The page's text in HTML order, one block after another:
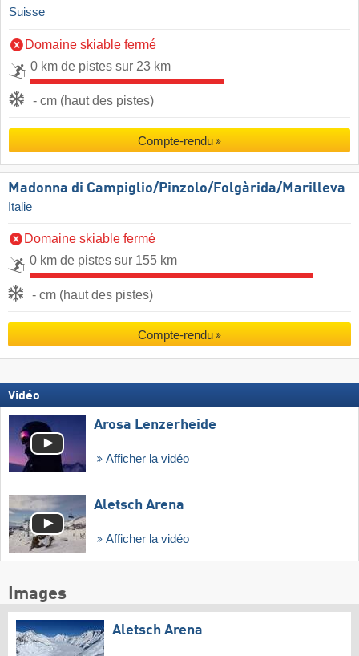
Suisse
Domaine skiable fermé
0 km de pistes sur 23 km
- cm (haut des pistes)
Compte-rendu
Madonna di Campiglio/​Pinzolo/​Folgàrida/​Marilleva
Italie
Domaine skiable fermé
0 km de pistes sur 155 km
- cm (haut des pistes)
Compte-rendu
Vidéo
Arosa Lenzerheide
Afficher la vidéo
Aletsch Arena
Afficher la vidéo
Images
Aletsch Arena